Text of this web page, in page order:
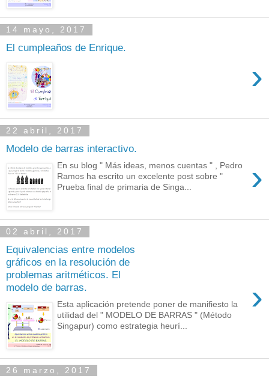
14 mayo, 2017
El cumpleaños de Enrique.
›
22 abril, 2017
Modelo de barras interactivo.
›
En su blog " Más ideas, menos cuentas " , Pedro
Ramos ha escrito un excelente post sobre "
Prueba final de primaria de Singa...
02 abril, 2017
Equivalencias entre modelos
gráficos en la resolución de
problemas aritméticos. El
modelo de barras.
›
Esta aplicación pretende poner de manifiesto la
utilidad del " MODELO DE BARRAS " (Método
Singapur) como estrategia heurí...
26 marzo, 2017